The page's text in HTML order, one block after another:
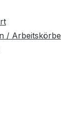
/ Arbeitskörbe